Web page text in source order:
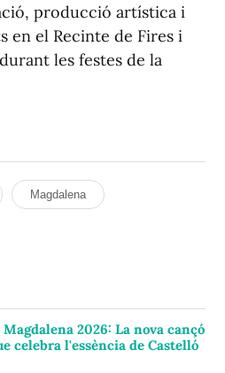
producció artística i
en el Recinte de Fires i
les festes de la
Magdalena
Magdalena 2026: La nova cançó
celebra l'essència de Castelló